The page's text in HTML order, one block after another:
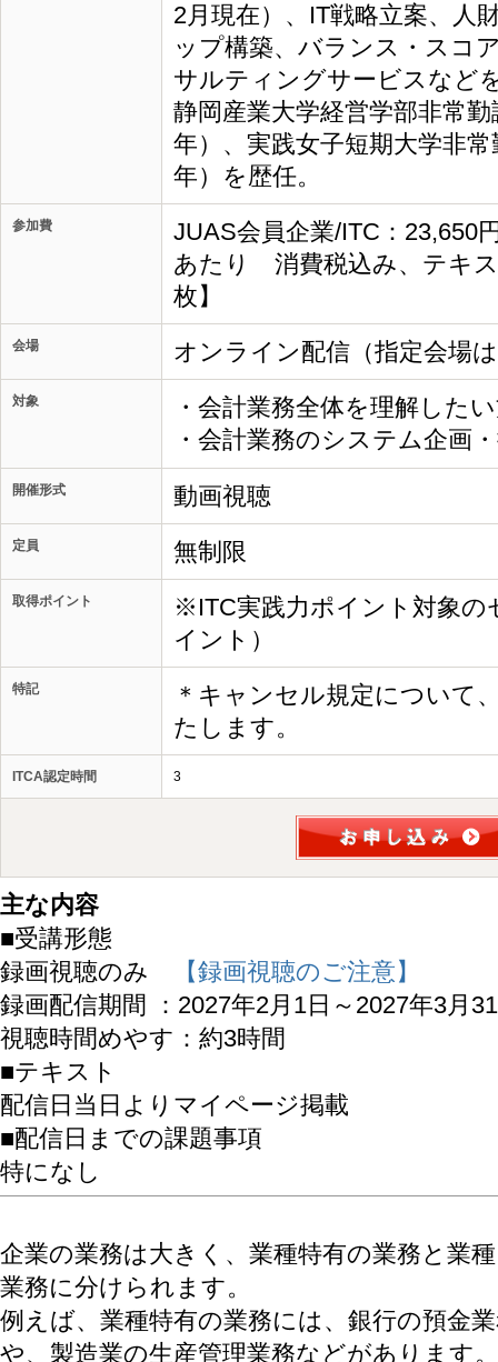
2月現在）、IT戦略立案、人
ップ構築、バランス・スコ
サルティングサービスなど
静岡産業大学経営学部非常
年）、実践女子短期大学非
年）を歴任。
参加費
JUAS会員企業/ITC：23,650
あたり 消費税込み、テキ
枚】
会場 オンライン配信（指定会場
対象
・会計業務全体を理解した
・会計業務のシステム企画
開催形式 動画視聴
定員 無制限
取得ポイント
※ITC実践力ポイント対象の
イント）
特記
＊キャンセル規定について
たします。
ITCA認定時間 3
主な内容
■受講形態
録画視聴のみ
【録画視聴のご注意】
録画配信期間 ：2027年2月1日～2027年3月
視聴時間めやす：約3時間
■テキスト
配信日当日よりマイページ掲載
■配信日までの課題事項
特になし
企業の業務は大きく、業種特有の業務と業
業務に分けられます。
例えば、業種特有の業務には、銀行の預金
や、製造業の生産管理業務などがあります。